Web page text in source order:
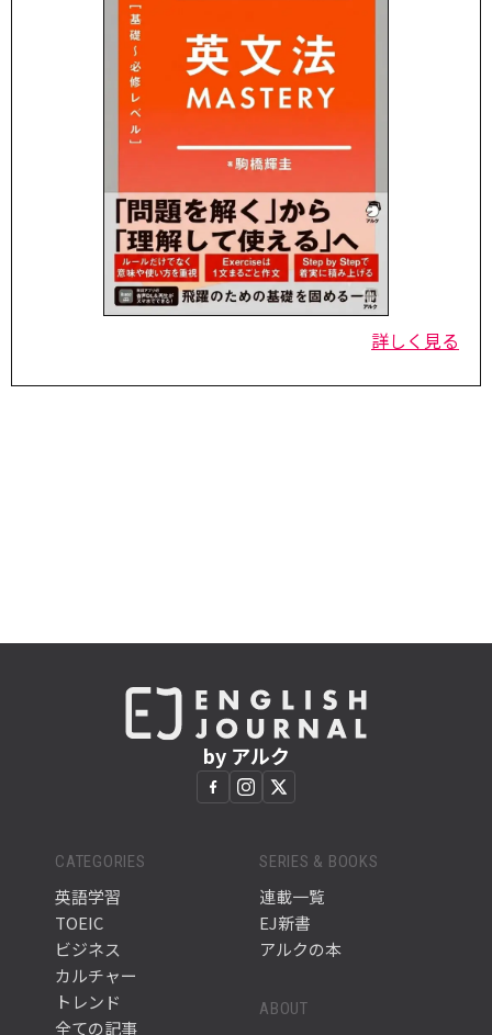
詳しく見る
by アルク
CATEGORIES
英語学習
TOEIC
ビジネス
カルチャー
トレンド
全ての記事
SERIES & BOOKS
連載一覧
EJ新書
アルクの本
ABOUT